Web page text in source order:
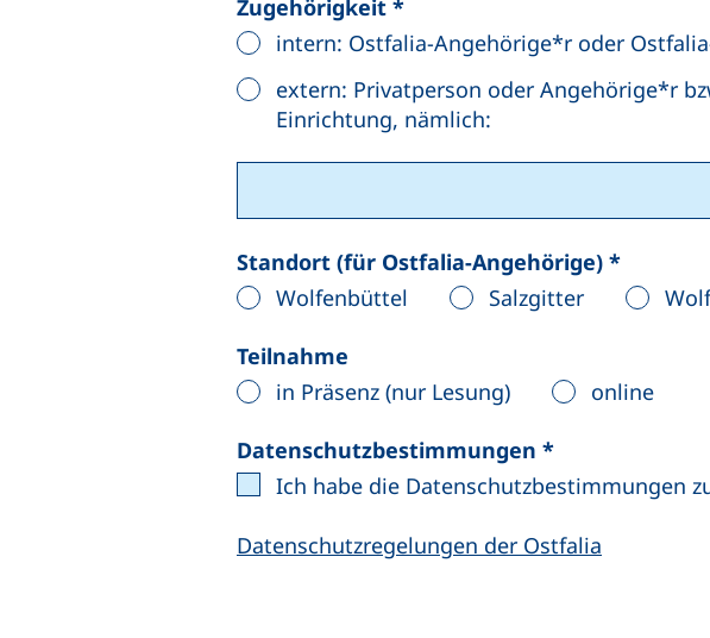
Zugehörigkeit *
intern: Ostfalia-Angehörige*r oder
extern: Privatperson oder Angehörige*r
Einrichtung, nämlich:
Standort (für Ostfalia-Angehörige) *
Wolfenbüttel
Salzgitter
Teilnahme
in Präsenz (nur Lesung)
online
Datenschutzbestimmungen *(mindestens
Ich habe die Datenschutzbestimmungen
Datenschutzregelungen der Ostfalia